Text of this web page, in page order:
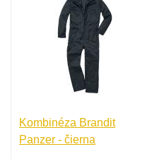
Kombinéza Brandit
Panzer - čierna